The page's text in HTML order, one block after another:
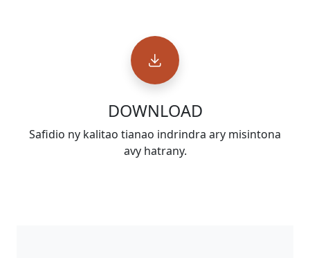
DOWNLOAD
Safidio ny kalitao tianao indrindra ary misintona
avy hatrany.